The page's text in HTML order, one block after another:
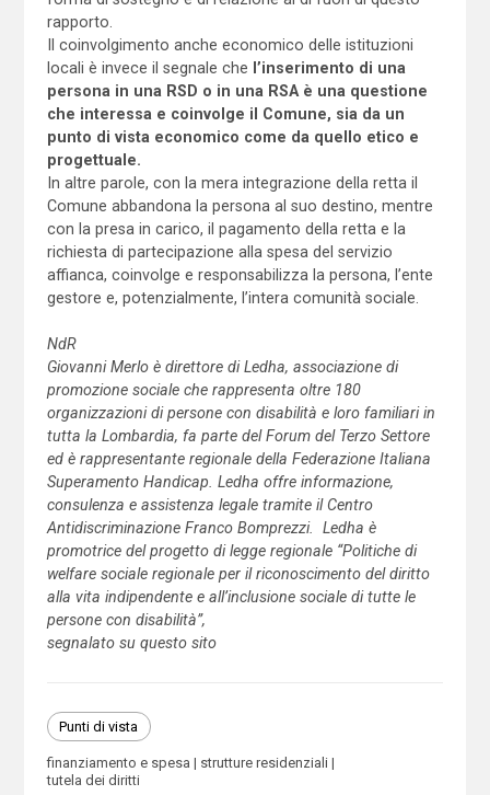
rapporto.
Il coinvolgimento anche economico delle istituzioni
locali è invece il segnale che l’inserimento di una
persona in una RSD o in una RSA è una questione
che interessa e coinvolge il Comune, sia da un
punto di vista economico come da quello etico e
progettuale.
In altre parole, con la mera integrazione della retta il
Comune abbandona la persona al suo destino, mentre
con la presa in carico, il pagamento della retta e la
richiesta di partecipazione alla spesa del servizio
affianca, coinvolge e responsabilizza la persona, l’ente
gestore e, potenzialmente, l’intera comunità sociale.
NdR
Giovanni Merlo è direttore di Ledha, associazione di
promozione sociale che rappresenta oltre 180
organizzazioni di persone con disabilità e loro familiari in
tutta la Lombardia, fa parte del Forum del Terzo Settore
ed è rappresentante regionale della Federazione Italiana
Superamento Handicap. Ledha offre informazione,
consulenza e assistenza legale tramite il Centro
Antidiscriminazione Franco Bomprezzi. Ledha è
promotrice del progetto di legge regionale “Politiche di
welfare sociale regionale per il riconoscimento del diritto
alla vita indipendente e all’inclusione sociale di tutte le
persone con disabilità”,
segnalato su questo sito
Punti di vista
finanziamento e spesa
strutture residenziali
tutela dei diritti